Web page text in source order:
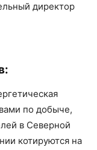
директор
по добыче,
в Северной
котируются на